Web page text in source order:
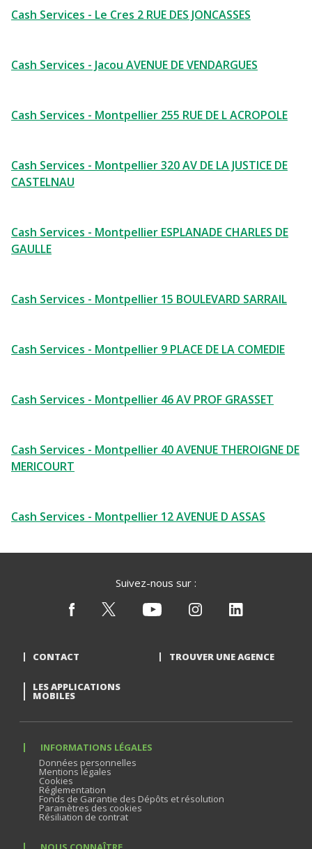
Cash Services - Le Cres 2 RUE DES JONCASSES
Cash Services - Jacou AVENUE DE VENDARGUES
Cash Services - Montpellier 255 RUE DE L ACROPOLE
Cash Services - Montpellier 320 AV DE LA JUSTICE DE
CASTELNAU
Cash Services - Montpellier ESPLANADE CHARLES DE
GAULLE
Cash Services - Montpellier 15 BOULEVARD SARRAIL
Cash Services - Montpellier 9 PLACE DE LA COMEDIE
Cash Services - Montpellier 46 AV PROF GRASSET
Cash Services - Montpellier 40 AVENUE THEROIGNE DE
MERICOURT
Cash Services - Montpellier 12 AVENUE D ASSAS
Suivez-nous sur :
CONTACT TROUVER UNE AGENCE
LES APPLICATIONS
MOBILES
INFORMATIONS LÉGALES
Données personnelles
Mentions légales
Cookies
Réglementation
Fonds de Garantie des Dépôts et résolution
Paramètres des cookies
Résiliation de contrat